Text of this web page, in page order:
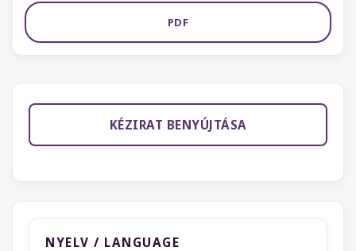
PDF
KÉZIRAT BENYÚJTÁSA
NYELV / LANGUAGE